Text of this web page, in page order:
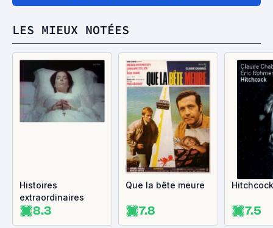
LES MIEUX NOTÉES
Histoires
extraordinaires
8.3
Que la bête meure
7.8
Hitchcock
7.5